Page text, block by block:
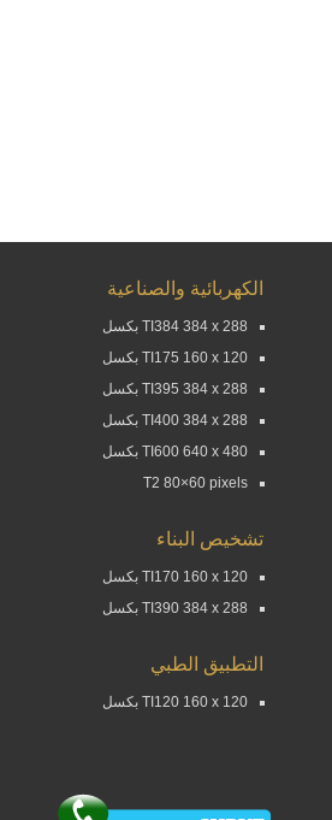
الكهربائية والصناعية
TI384 384 x 288 بكسل
TI175 160 x 120 بكسل
TI395 384 x 288 بكسل
TI400 384 x 288 بكسل
TI600 640 x 480 بكسل
T2 80×60 pixels
تشخيص البناء
TI170 160 x 120 بكسل
TI390 384 x 288 بكسل
التطبيق الطبي
TI120 160 x 120 بكسل